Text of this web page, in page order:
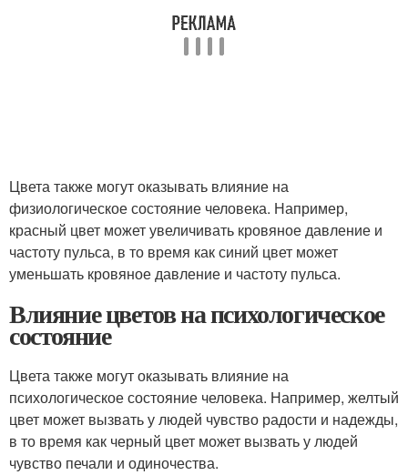
Цвета также могут оказывать влияние на
физиологическое состояние человека. Например,
красный цвет может увеличивать кровяное давление и
частоту пульса, в то время как синий цвет может
уменьшать кровяное давление и частоту пульса.
Влияние цветов на психологическое
состояние
Цвета также могут оказывать влияние на
психологическое состояние человека. Например, желтый
цвет может вызвать у людей чувство радости и надежды,
в то время как черный цвет может вызвать у людей
чувство печали и одиночества.